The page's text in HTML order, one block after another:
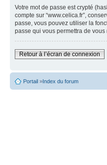
Votre mot de passe est crypté
compte sur “www.celica.fr”,
passe, vous pouvez utiliser la
passe qui vous permettra de vous
Retour à l’écran de connexion
Portail »Index du forum